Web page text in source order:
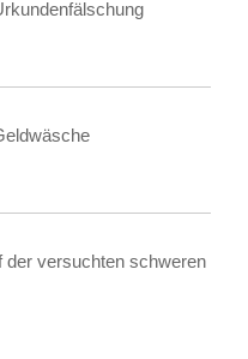
der versuchten schweren